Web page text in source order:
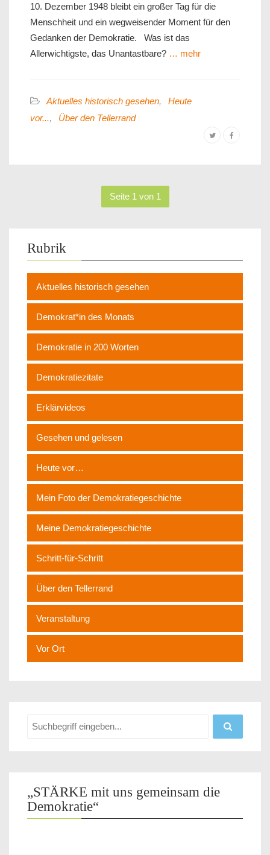
10. Dezember 1948 bleibt ein großer Tag für die
Menschheit und ein wegweisender Moment für den
Gedanken der Demokratie. Was ist das
Allerwichtigste, das Unantastbare? … mehr
Aktuelles historisch gesehen,
Heute
vor..., Über den Tellerrand
Seite 1 von 1
Rubrik
Aktuelles historisch gesehen
Demokrat*in des Monats
Demokratie in 200 Worten
Demokratiezitate
Erklärvideos
Gesehen und gelesen
Heute vor…
Mein Foto der Demokratiegeschichte
Meine Demokratiegeschichte
Schritt-für-Schritt
Über den Tellerrand
Veranstaltung
Vor Ort
„STÄRKE mit uns gemeinsam die
Demokratie“